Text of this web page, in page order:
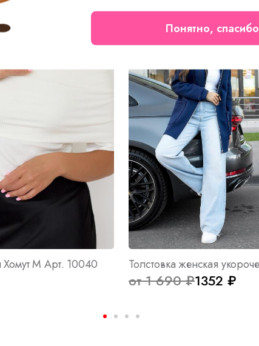
Хомут М Арт. 10040
Скидка
от 1 690 ₽1352 ₽
Понятно, спасибо